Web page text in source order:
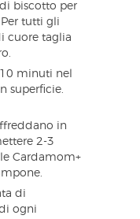
biscotto per
tutti gli
cuore taglia
minuti nel
superficie.
in
2-3
Cardamom+
di
ogni